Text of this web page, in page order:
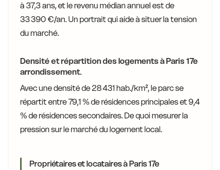
à 37,3 ans, et le revenu médian annuel est de
33 390 €/an. Un portrait qui aide à situer la tension
du marché.
Densité et répartition des logements à Paris 17e
arrondissement.
Avec une densité de 28 431 hab./km², le parc se
répartit entre 79,1 % de résidences principales et 9,4
% de résidences secondaires. De quoi mesurer la
pression sur le marché du logement local.
Propriétaires et locataires à Paris 17e